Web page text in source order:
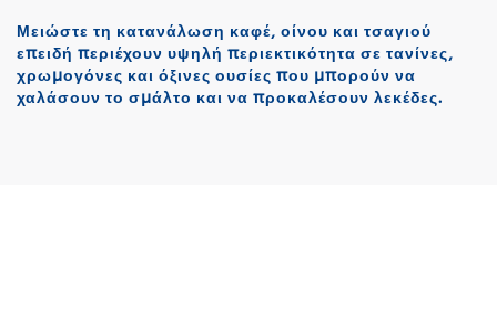
Μειώστε τη κατανάλωση καφέ, οίνου και τσαγιού
επειδή περιέχουν υψηλή περιεκτικότητα σε τανίνες,
χρωμογόνες και όξινες ουσίες που μπορούν να
χαλάσουν το σμάλτο και να προκαλέσουν λεκέδες.